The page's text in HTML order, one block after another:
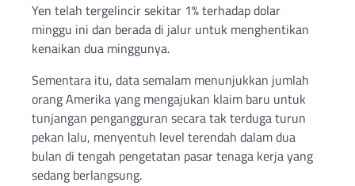
Yen telah tergelincir sekitar 1% terhadap dolar
minggu ini dan berada di jalur untuk menghentikan
kenaikan dua minggunya.
Sementara itu, data semalam menunjukkan jumlah
orang Amerika yang mengajukan klaim baru untuk
tunjangan pengangguran secara tak terduga turun
pekan lalu, menyentuh level terendah dalam dua
bulan di tengah pengetatan pasar tenaga kerja yang
sedang berlangsung.